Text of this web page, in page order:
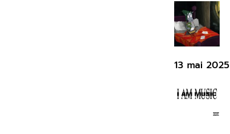
13 mai 2025